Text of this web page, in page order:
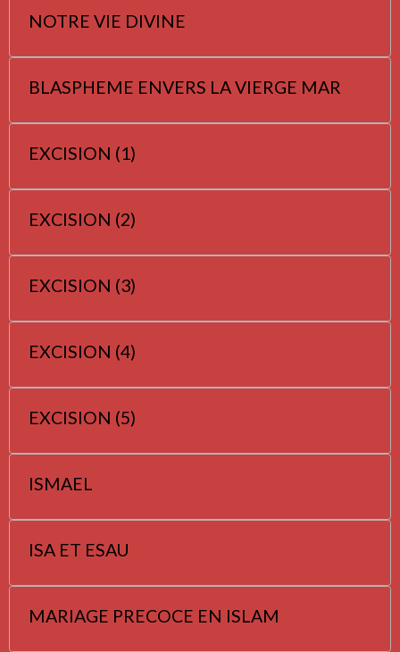
NOTRE VIE DIVINE
BLASPHEME ENVERS LA VIERGE MAR
EXCISION (1)
EXCISION (2)
EXCISION (3)
EXCISION (4)
EXCISION (5)
ISMAEL
ISA ET ESAU
MARIAGE PRECOCE EN ISLAM